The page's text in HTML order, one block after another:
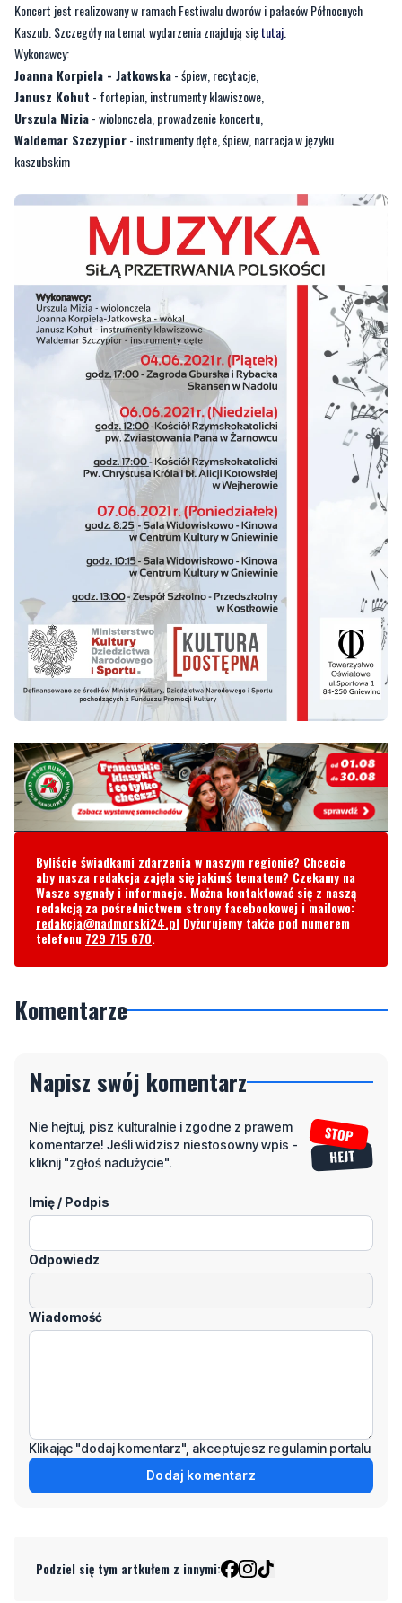
Koncert jest realizowany w ramach Festiwalu dworów i pałaców Północnych
Kaszub. Szczegóły na temat wydarzenia znajdują siętutaj.
Wykonawcy:
Joanna Korpiela - Jatkowska- śpiew, recytacje,
Janusz Kohut - fortepian, instrumenty klawiszowe,
Urszula Mizia- wiolonczela, prowadzenie koncertu,
Waldemar Szczypior- instrumenty dęte, śpiew, narracja w języku
kaszubskim
Byliście świadkami zdarzenia w naszym regionie? Chcecie
aby nasza redakcja zajęła się jakimś tematem? Czekamy na
Wasze sygnały i informacje. Można kontaktować się z naszą
redakcją za pośrednictwem strony facebookowej i mailowo:
redakcja@nadmorski24.pl Dyżurujemy także pod numerem
telefonu 729 715 670.
Komentarze
Napisz swój komentarz
Nie hejtuj, pisz kulturalnie i zgodne z prawem
komentarze! Jeśli widzisz niestosowny wpis -
kliknij "zgłoś nadużycie".
Imię / Podpis
Odpowiedz
Wiadomość
Klikając "dodaj komentarz", akceptujesz regulamin portalu
Dodaj komentarz
Podziel się tym artkułem z innymi: